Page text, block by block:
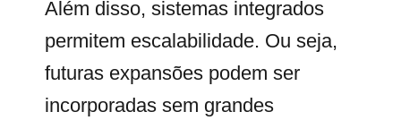
Além disso, sistemas integrados
permitem escalabilidade. Ou seja,
futuras expansões podem ser
incorporadas sem grandes